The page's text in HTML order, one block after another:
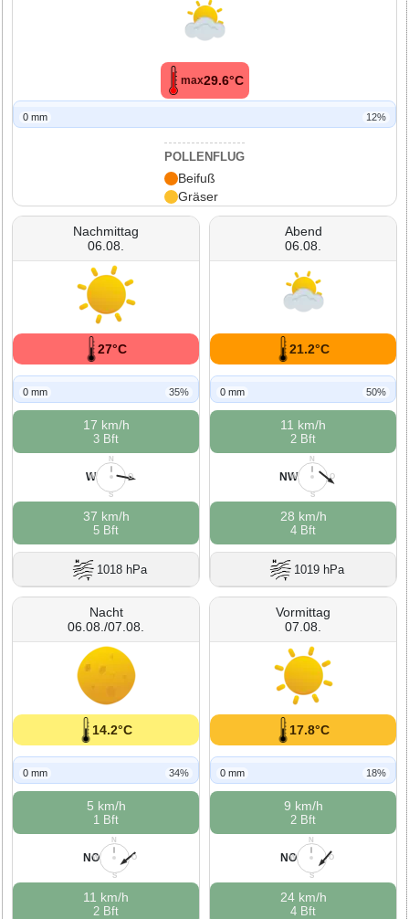
max29.6°C
0 mm 12%
POLLENFLUG
Beifuß
Gräser
Nachmittag
06.08.
27°C
0 mm 35%
17 km/h
3 Bft
N
O
S
W
W
37 km/h
5 Bft
1018 hPa
Abend
06.08.
21.2°C
0 mm 50%
11 km/h
2 Bft
N
O
S
W
NW
28 km/h
4 Bft
1019 hPa
Nacht
06.08./07.08.
14.2°C
0 mm 34%
5 km/h
1 Bft
N
O
S
W
NO
11 km/h
2 Bft
Vormittag
07.08.
17.8°C
0 mm 18%
9 km/h
2 Bft
N
O
S
W
NO
24 km/h
4 Bft